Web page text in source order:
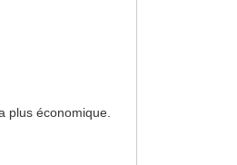
plus économique.